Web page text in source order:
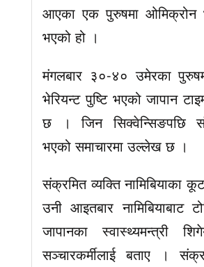
आएका एक पुरुषमा ओमिक्रोन
भएको हो ।
मंगलबार ३०-४० उमेरका
भेरियन्ट पुष्टि भएको जापान
छ । जिन सिक्वेन्सिङपछि
भएको समाचारमा उल्लेख छ ।
संक्रमित व्यक्ति नामिबियाका
उनी आइतबार नामिबियाबाट
जापानका स्वास्थ्यमन्त्री
सञ्चारकर्मीलाई बताए ।